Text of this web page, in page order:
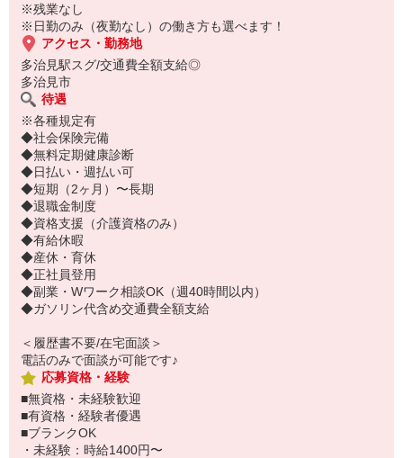
ご応募お待ちしております♪
※残業なし
※日勤のみ（夜勤なし）の働き方も選べます！
アクセス・勤務地
多治見駅スグ/交通費全額支給◎
多治見市
待遇
※各種規定有
◆社会保険完備
◆無料定期健康診断
◆日払い・週払い可
◆短期（2ヶ月）〜長期
◆退職金制度
◆資格支援（介護資格のみ）
◆有給休暇
◆産休・育休
◆正社員登用
◆副業・Wワーク相談OK（週40時間以内）
◆ガソリン代含め交通費全額支給
＜履歴書不要/在宅面談＞
電話のみで面談が可能です♪
応募資格・経験
■無資格・未経験歓迎
■有資格・経験者優遇
■ブランクOK
・未経験：時給1400円〜